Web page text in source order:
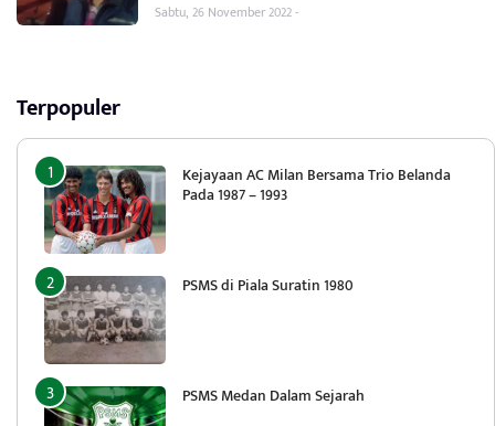
Sabtu, 26 November 2022 -
Terpopuler
Kejayaan AC Milan Bersama Trio Belanda
Pada 1987 – 1993
PSMS di Piala Suratin 1980
PSMS Medan Dalam Sejarah